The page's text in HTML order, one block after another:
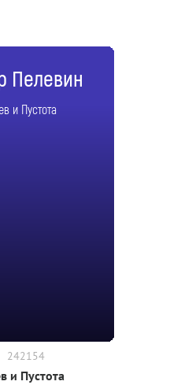
Пелевин
и Пустота
242154
и Пустота